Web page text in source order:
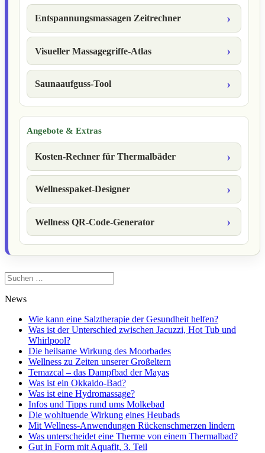
Entspannungsmassagen Zeitrechner
Visueller Massagegriffe-Atlas
Saunaaufguss-Tool
Angebote & Extras
Kosten-Rechner für Thermalbäder
Wellnesspaket-Designer
Wellness QR-Code-Generator
Suchen
nach:
News
Wie kann eine Salztherapie der Gesundheit helfen?
Was ist der Unterschied zwischen Jacuzzi, Hot Tub und
Whirlpool?
Die heilsame Wirkung des Moorbades
Wellness zu Zeiten unserer Großeltern
Temazcal – das Dampfbad der Mayas
Was ist ein Okkaido-Bad?
Was ist eine Hydromassage?
Infos und Tipps rund ums Molkebad
Die wohltuende Wirkung eines Heubads
Mit Wellness-Anwendungen Rückenschmerzen lindern
Was unterscheidet eine Therme von einem Thermalbad?
Gut in Form mit Aquafit, 3. Teil